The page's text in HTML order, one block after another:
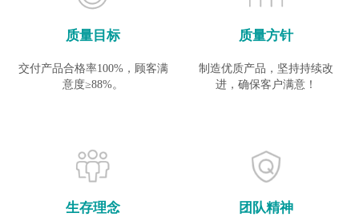
质量目标
交付产品合格率100%，顾客满
意度≥88%。
质量方针
制造优质产品，坚持持续改
进，确保客户满意！
生存理念 团队精神